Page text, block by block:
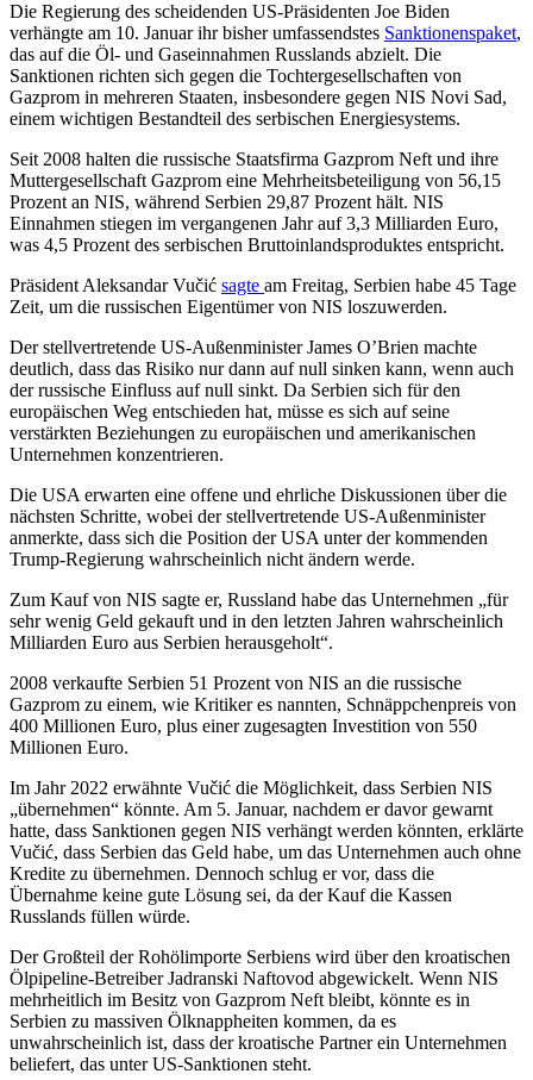
Die Regierung des scheidenden US-Präsidenten Joe Biden
verhängte am 10. Januar ihr bisher umfassendstes Sanktionenspaket,
das auf die Öl- und Gaseinnahmen Russlands abzielt. Die
Sanktionen richten sich gegen die Tochtergesellschaften von
Gazprom in mehreren Staaten, insbesondere gegen NIS Novi Sad,
einem wichtigen Bestandteil des serbischen Energiesystems.
Seit 2008 halten die russische Staatsfirma Gazprom Neft und ihre
Muttergesellschaft Gazprom eine Mehrheitsbeteiligung von 56,15
Prozent an NIS, während Serbien 29,87 Prozent hält. NIS
Einnahmen stiegen im vergangenen Jahr auf 3,3 Milliarden Euro,
was 4,5 Prozent des serbischen Bruttoinlandsproduktes entspricht.
Präsident Aleksandar Vučić sagte am Freitag, Serbien habe 45 Tage
Zeit, um die russischen Eigentümer von NIS loszuwerden.
Der stellvertretende US-Außenminister James O’Brien machte
deutlich, dass das Risiko nur dann auf null sinken kann, wenn auch
der russische Einfluss auf null sinkt. Da Serbien sich für den
europäischen Weg entschieden hat, müsse es sich auf seine
verstärkten Beziehungen zu europäischen und amerikanischen
Unternehmen konzentrieren.
Die USA erwarten eine offene und ehrliche Diskussionen über die
nächsten Schritte, wobei der stellvertretende US-Außenminister
anmerkte, dass sich die Position der USA unter der kommenden
Trump-Regierung wahrscheinlich nicht ändern werde.
Zum Kauf von NIS sagte er, Russland habe das Unternehmen „für
sehr wenig Geld gekauft und in den letzten Jahren wahrscheinlich
Milliarden Euro aus Serbien herausgeholt“.
2008 verkaufte Serbien 51 Prozent von NIS an die russische
Gazprom zu einem, wie Kritiker es nannten, Schnäppchenpreis von
400 Millionen Euro, plus einer zugesagten Investition von 550
Millionen Euro.
Im Jahr 2022 erwähnte Vučić die Möglichkeit, dass Serbien NIS
„übernehmen“ könnte. Am 5. Januar, nachdem er davor gewarnt
hatte, dass Sanktionen gegen NIS verhängt werden könnten, erklärte
Vučić, dass Serbien das Geld habe, um das Unternehmen auch ohne
Kredite zu übernehmen. Dennoch schlug er vor, dass die
Übernahme keine gute Lösung sei, da der Kauf die Kassen
Russlands füllen würde.
Der Großteil der Rohölimporte Serbiens wird über den kroatischen
Ölpipeline-Betreiber Jadranski Naftovod abgewickelt. Wenn NIS
mehrheitlich im Besitz von Gazprom Neft bleibt, könnte es in
Serbien zu massiven Ölknappheiten kommen, da es
unwahrscheinlich ist, dass der kroatische Partner ein Unternehmen
beliefert, das unter US-Sanktionen steht.